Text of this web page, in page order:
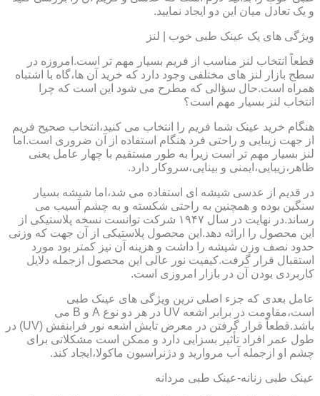
و یک تعادل میان این دو ایجاد نمایید.
ویژگی های یک عینک طبی خوب | لنز
قطعاً انتخاب لنز مناسب از فریم بسیار مهم تر است.امروزه در
سطح بازار لنز های مختلفی وجود دارد که خرید آن ها،گاه با اشتباه
همراه است.حال سؤالی که مطرح می شود این است که چرا
انتخاب لنز بسیار مهم است؟
هنگام خرید عینک شما فریم را انتخاب می کنید،انتخاب صحیح فریم
از جهت زیبایی و راحتی فرد هنگام استفاده از آن ضروری است.اما
لنز بسیار مهم تر است زیرا به طور مستقیم با چهار عامل یعنی
ظاهر،زیبایی،ایمنی و بینایی،سروکار دارد.
در قدیم از عدسی شیشه ای استفاده می شد،اما شیشه بسیار
سنگین بوده و همچنین به راحتی شکسته و به چشم آسیب می
رساند.در نهایت در سال ۱۹۴۷ شرکت توانست نسخه پلاستیکی از
این محصول را ارائه دهد.این محصول پلاستیکی از آن جهت که وزنی
حدود نصف وزن شیشه را داشت و هزینه آن نیز کمتر بود مورد
استقبال قرار گرفت.کیفیت نور عالی این محصول ازجمله دلایل
کاربردی بودن آن در بازار امروزی است.
عامل بعدی که جزء اصلی ترین ویژگی های عینک طبی
است،مقاومت در برابر اشعه UV در هر دو نوع A و B می
باشد.قطعاً قرار گرفتن در معرض تابش اشعه نور فرابنفش (UV) در
طول عمر افراد تأثیر بسزایی دارد و ممکن است مشکلاتی برای
چشم او ازجمله آب مروارید و دژنراسیون ماکولا،ایجاد کند.
عینک طبی زنانه-عینک طبی مردانه